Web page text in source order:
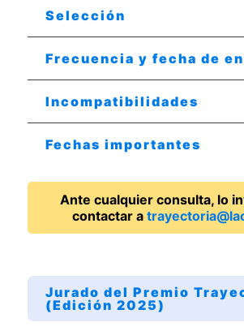
Selección
Frecuencia y fecha de
Incompatibilidades
Fechas importantes
Ante cualquier consulta, lo
contactar a
Jurado del Premio
(Edición 2025)